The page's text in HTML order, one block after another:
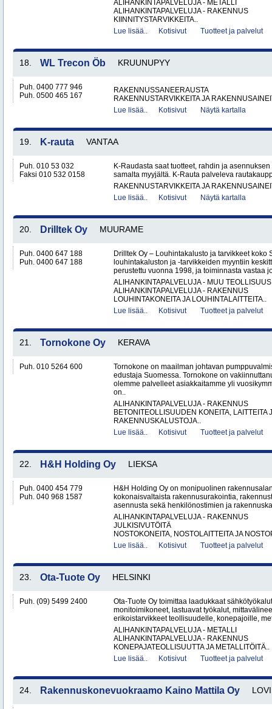
ALIHANKINTAPALVELUJA - METALLI
ALIHANKINTAPALVELUJA - RAKENNUS
KIINNITYSTARVIKKEITA..
Lue lisää..
Kotisivut Tuotteet ja palvelut
18. WL Trecon Öb KRUUNUPYY
Puh. 0400 777 946
Puh. 0500 465 167
RAKENNUSSANEERAUSTA
RAKENNUSTARVIKKEITA JA
Lue lisää..
Kotisivut Näytä kartalla
19. K-rauta VANTAA
Puh. 010 53 032
Faksi 010 532 0158
K-Raudasta saat tuotteet, rahdin ja
samalta myyjältä. K-Rauta palveleva
RAKENNUSTARVIKKEITA JA
Lue lisää..
Kotisivut Näytä kartalla
20. Drilltek Oy MUURAME
Puh. 0400 647 188
Puh. 0400 647 188
Drilltek Oy – Louhintakalusto ja tarvikkeet koko
louhintakaluston ja -tarvikkeiden myyntiin
perustettu vuonna 1998, ja toiminnasta vastaa
ALIHANKINTAPALVELUJA - MUU TEOLLISUUS
ALIHANKINTAPALVELUJA - RAKENNUS
LOUHINTAKONEITA JA LOUHINTALAITTEITA..
Lue lisää..
Kotisivut Tuotteet ja palvelut
21. Tornokone Oy KERAVA
Puh. 010 5264 600
Tornokone on maailman johtavan
edustaja Suomessa. Tornokone on
olemme palvelleet asiakkaitamme yli
on..
ALIHANKINTAPALVELUJA - RAKENNUS
BETONITEOLLISUUDEN KONEITA, LAITTEITA
RAKENNUSKALUSTOJA..
Lue lisää..
Kotisivut Tuotteet ja palvelut
22. H&H Holding Oy LIEKSA
Puh. 0400 454 779
Puh. 040 968 1587
H&H Holding Oy on monipuolinen
kokonaisvaltaista rakennusurakointia,
asennusta sekä henkilönostimien ja
ALIHANKINTAPALVELUJA - RAKENNUS
JULKISIVUTÖITÄ
NOSTOKONEITA, NOSTOLAITTEITA JA
Lue lisää..
Kotisivut Tuotteet ja palvelut
23. Ota-Tuote Oy HELSINKI
Puh. (09) 5499 2400
Ota-Tuote Oy toimittaa laadukkaat
monitoimikoneet, lastuavat työkalut,
erikoistarvikkeet teollisuudelle, konepajoille,
ALIHANKINTAPALVELUJA - METALLI
ALIHANKINTAPALVELUJA - RAKENNUS
KONEPAJATEOLLISUUTTA JA METALLITÖITÄ..
Lue lisää..
Kotisivut Tuotteet ja palvelut
24. Rakennuskonevuokraamo Kaino Mattila Oy